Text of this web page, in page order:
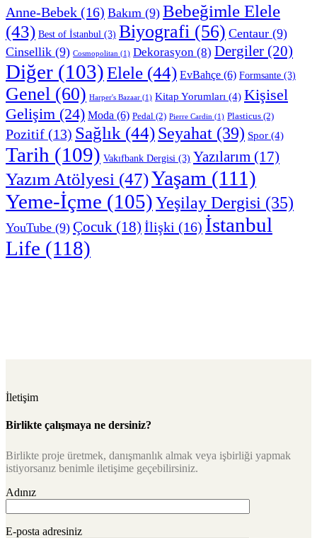
Anne-Bebek (16) Bakım (9) Bebeğimle Elele
(43) Best of İstanbul (3) Biyografi (56) Centaur (9)
Cinsellik (9) Cosmopolitan (1) Dekorasyon (8) Dergiler (20)
Diğer (103)Elele (44) EvBahçe (6) Formsante (3)
Genel (60) Harper's Bazaar (1) Kitap Yorumları (4) Kişisel
Gelişim (24) Moda (6) Pedal (2) Pierre Cardin (1) Plasticus (2)
Pozitif (13) Sağlık (44)Seyahat (39) Spor (4)
Tarih (109) Vakıfbank Dergisi (3) Yazılarım (17)
Yazım Atölyesi (47)Yaşam (111)
Yeme-İçme (105)Yeşilay Dergisi (35)
YouTube (9) Çocuk (18) İlişki (16) İstanbul
Life (118)
İletişim
Birlikte çalışmaya ne dersiniz?
Birlikte proje üretmek, danışmanlık almak veya işbirliği yapmak
istiyorsanız benimle iletişime geçebilirsiniz.
Adınız
E-posta adresiniz